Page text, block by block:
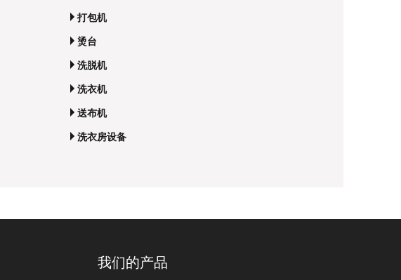
打包机
烫台
洗脱机
洗衣机
送布机
洗衣房设备
我们的产品